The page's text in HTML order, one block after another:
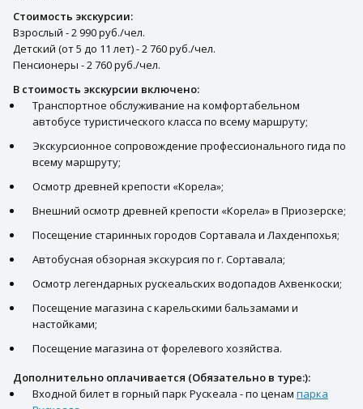
Стоимость экскурсии:
Взрослый - 2 990 руб./чел.
Детский (от 5 до 11 лет) - 2 760 руб./чел.
Пенсионеры - 2 760 руб./чел.
В стоимость экскурсии включено:
Транспортное обслуживание на комфортабельном
автобусе туристического класса по всему маршруту;
Экскурсионное сопровождение профессионального гида по
всему маршруту;
Осмотр древней крепости «Корела»;
Внешний осмотр древней крепости «Корела» в Приозерске;
Посещение старинных городов Сортавала и Лахденпохья;
Автобусная обзорная экскурсия по г. Сортавала;
Осмотр легендарных рускеальских водопадов Ахвенкоски;
Посещение магазина с карельскими бальзамами и
настойками;
Посещение магазина от форелевого хозяйства.
Дополнительно оплачивается (Обязательно в туре:):
Входной билет в горный парк Рускеала - по ценам парка